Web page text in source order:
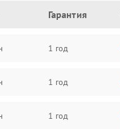
Гарантия
1 год
1 год
1 год